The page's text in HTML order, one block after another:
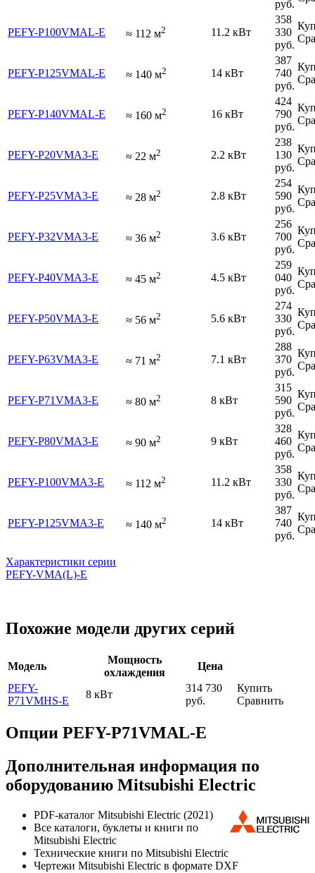
руб.
PEFY-P100VMAL-E ≈ 112 м2 11.2 кВт
358
330
руб.
PEFY-P125VMAL-E ≈ 140 м2 14 кВт
387
740
руб.
PEFY-P140VMAL-E ≈ 160 м2 16 кВт
424
790
руб.
PEFY-P20VMA3-E ≈ 22 м2 2.2 кВт
238
130
руб.
PEFY-P25VMA3-E ≈ 28 м2 2.8 кВт
254
590
руб.
PEFY-P32VMA3-E ≈ 36 м2 3.6 кВт
256
700
руб.
PEFY-P40VMA3-E ≈ 45 м2 4.5 кВт
259
040
руб.
PEFY-P50VMA3-E ≈ 56 м2 5.6 кВт
274
330
руб.
PEFY-P63VMA3-E ≈ 71 м2 7.1 кВт
288
370
руб.
PEFY-P71VMA3-E ≈ 80 м2 8 кВт
315
590
руб.
PEFY-P80VMA3-E ≈ 90 м2 9 кВт
328
460
руб.
PEFY-P100VMA3-E ≈ 112 м2 11.2 кВт
358
330
руб.
PEFY-P125VMA3-E ≈ 140 м2 14 кВт
387
740
руб.
Характеристики серии
PEFY-VMA(L)-E
Похожие модели других серий
Модель
Мощность
охлаждения
Цена
PEFY-
P71VMHS-E
8 кВт
314 730
руб.
Купить
Сравнить
Опции PEFY-P71VMAL-E
Дополнительная информация по
оборудованию Mitsubishi Electric
PDF-каталог Mitsubishi Electric (2021)
Все каталоги, буклеты и книги по
Mitsubishi Electric
Технические книги по Mitsubishi Electric
Чертежи Mitsubishi Electric в формате DXF